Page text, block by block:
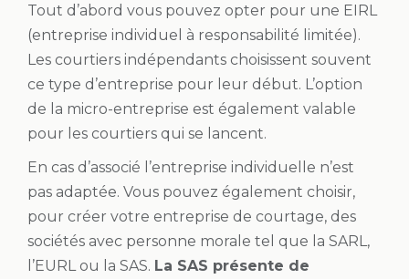
Tout d’abord vous pouvez opter pour une EIRL
(entreprise individuel à responsabilité limitée).
Les courtiers indépendants choisissent souvent
ce type d’entreprise pour leur début. L’option
de la micro-entreprise est également valable
pour les courtiers qui se lancent.
En cas d’associé l’entreprise individuelle n’est
pas adaptée. Vous pouvez également choisir,
pour créer votre entreprise de courtage, des
sociétés avec personne morale tel que la SARL,
l’EURL ou la SAS. La SAS présente de